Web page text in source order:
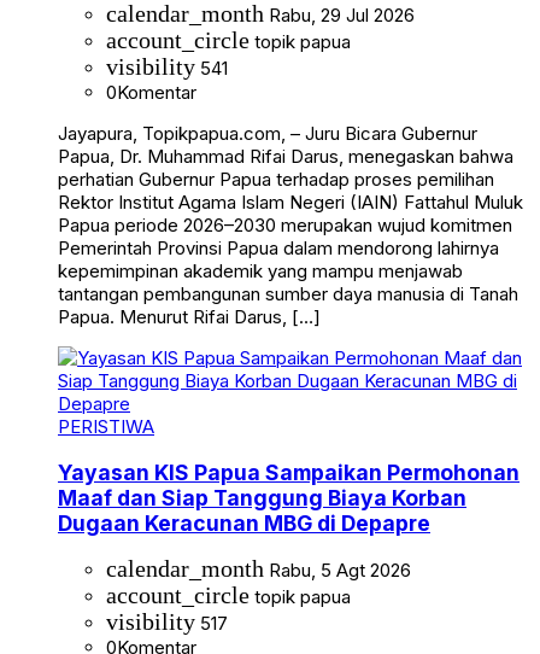
calendar_month Rabu, 29 Jul 2026
account_circle topik papua
visibility 541
0Komentar
Jayapura, Topikpapua.com, – Juru Bicara Gubernur
Papua, Dr. Muhammad Rifai Darus, menegaskan bahwa
perhatian Gubernur Papua terhadap proses pemilihan
Rektor Institut Agama Islam Negeri (IAIN) Fattahul Muluk
Papua periode 2026–2030 merupakan wujud komitmen
Pemerintah Provinsi Papua dalam mendorong lahirnya
kepemimpinan akademik yang mampu menjawab
tantangan pembangunan sumber daya manusia di Tanah
Papua. Menurut Rifai Darus, […]
PERISTIWA
Yayasan KIS Papua Sampaikan Permohonan
Maaf dan Siap Tanggung Biaya Korban
Dugaan Keracunan MBG di Depapre
calendar_month Rabu, 5 Agt 2026
account_circle topik papua
visibility 517
0Komentar